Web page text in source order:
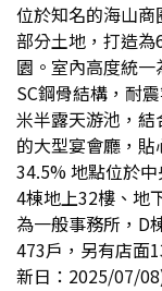
位於知名的海山
部分土地，打造
園。室內高度統
SC鋼骨結構，耐
米半露天游池，結
的大型宴會廳，
34.5% 地點位於
4棟地上32樓、地
為一般事務所，D
473戶，另有店面
新日：2025/07/